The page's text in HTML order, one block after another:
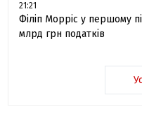
21:21
Філіп Морріс у першому
млрд грн податків